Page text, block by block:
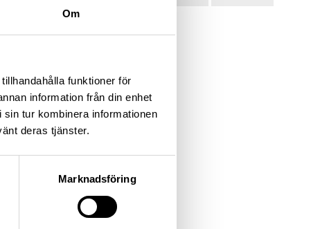
Om
funktioner för
information från din enhet
tur kombinera informationen
deras tjänster.
Marknadsföring